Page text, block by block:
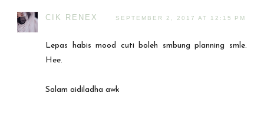
CIK RENEX SEPTEMBER 2, 2017 AT 12:15 PM
Lepas habis mood cuti boleh smbung planning smle.
Hee.
Salam aidiladha awk